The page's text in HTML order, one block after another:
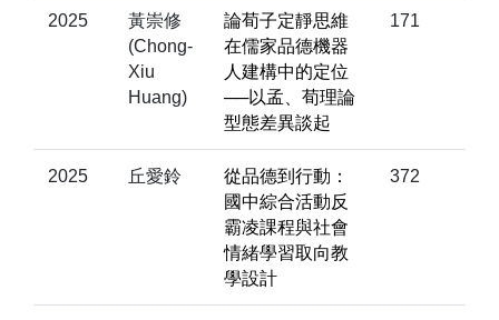
2025
黃崇修
(Chong-
Xiu
Huang)
論荀子定靜思維
在儒家品德機器
人建構中的定位
──以孟、荀理論
型態差異談起
171
2025 丘愛鈴
從品德到行動：
國中綜合活動反
霸凌課程與社會
情緒學習取向教
學設計
372